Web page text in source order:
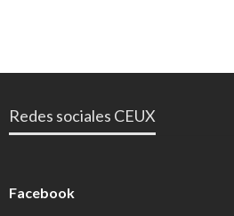
Redes sociales CEUX
Facebook